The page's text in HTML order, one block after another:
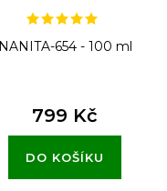
NANITA-654 - 100 ml
799 Kč
DO KOŠÍKU